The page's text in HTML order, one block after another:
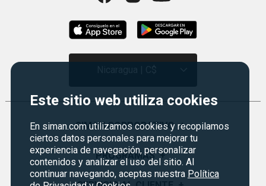
Este sitio web utiliza cookies
En siman.com utilizamos cookies y recopilamos
ciertos datos personales para mejorar tu
experiencia de navegación, personalizar
contenidos y analizar el uso del sitio. Al
continuar navegando, aceptas nuestra Política
SIMAN CORPORATIVO +
Quiénes Somos
Visión y Misión
PROGRAMAS +